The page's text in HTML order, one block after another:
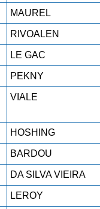
MAUREL
RIVOALEN
LE GAC
PEKNY
VIALE
HOSHING
BARDOU
DA SILVA VIEIRA
LEROY